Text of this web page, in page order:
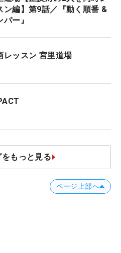
ン編】第9話／『動く順番 &
パー』
レッスン 宮里道場
もっと見る
ページ上部へ